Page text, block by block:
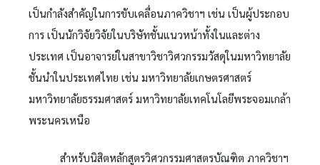
เป็นกำลังสำคัญในการขับเคลื่อนภาควิชาฯ เช่น เป็นผู้ประกอบ
การ เป็นนักวิจัยวิจัยในบริษัทชั้นแนวหน้าทั้งในและต่าง
ประเทศ เป็นอาจารย์ในสาขาวิชาวิศวกรรมวัสดุในมหาวิทยาลัย
ชั้นนำในประเทศไทย เช่น มหาวิทยาลัยเกษตรศาสตร์
มหาวิทยาลัยธรรมศาสตร์ มหาวิทยาลัยเทคโนโลยีพระจอมเกล้า
พระนครเหนือ
สำหรับนิสิตหลักสูตรวิศวกรรมศาสตรบัณฑิต ภาควิชาฯ